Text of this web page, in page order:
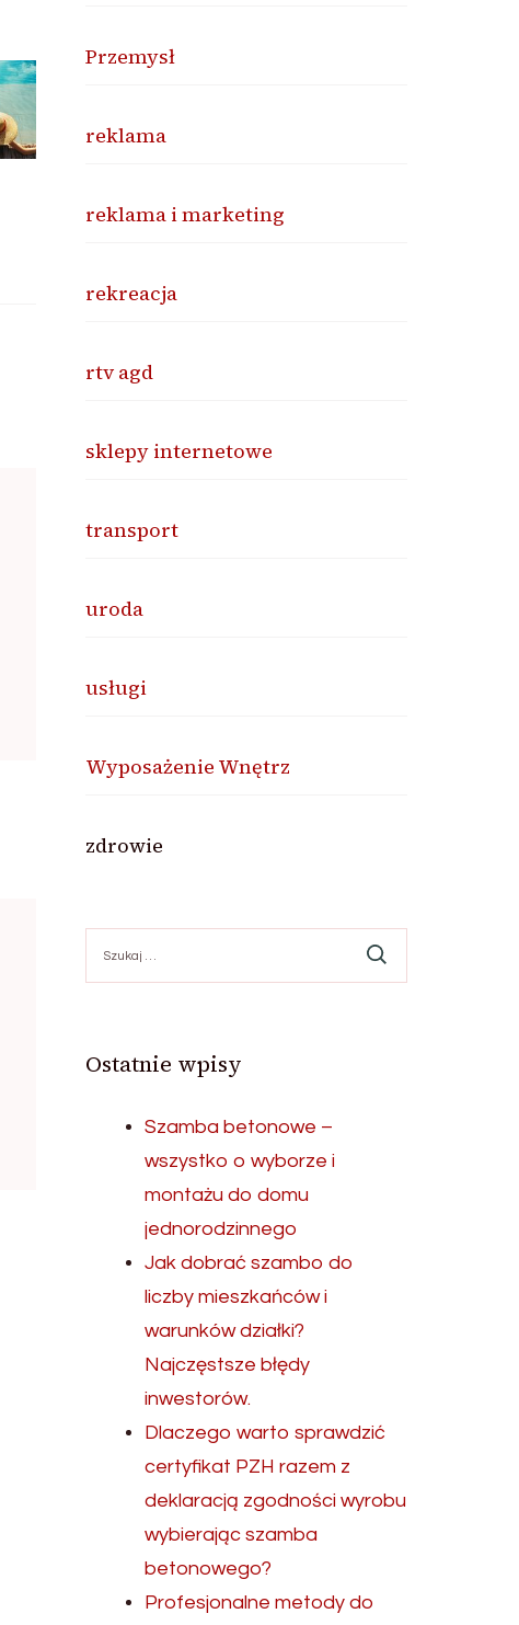
Przemysł
reklama
reklama i marketing
rekreacja
rtv agd
sklepy internetowe
transport
uroda
usługi
Wyposażenie Wnętrz
zdrowie
Ostatnie wpisy
Szamba betonowe –
wszystko o wyborze i
montażu do domu
jednorodzinnego
Jak dobrać szambo do
liczby mieszkańców i
warunków działki?
Najczęstsze błędy
inwestorów.
Dlaczego warto sprawdzić
certyfikat PZH razem z
deklaracją zgodności wyrobu
wybierając szamba
betonowego?
Profesjonalne metody do